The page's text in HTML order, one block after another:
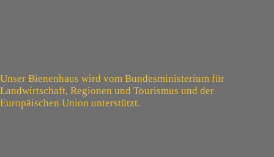
Unser Bienenhaus wird vom Bundesministerium für
Landwirtschaft, Regionen und Tourismus und der
Europäischen Union unterstützt.